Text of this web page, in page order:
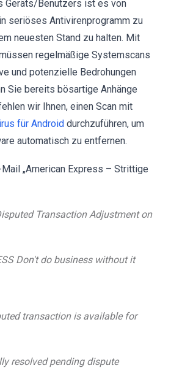
Geräts/Benutzers ist es von
seriöses Antivirenprogramm zu
neuesten Stand zu halten. Mit
regelmäßige Systemscans
und potenzielle Bedrohungen
Sie bereits bösartige Anhänge
wir Ihnen, einen Scan mit
für Android durchzuführen, um
automatisch zu entfernen.
„American Express – Strittige
Transaction Adjustment on
Don't do business without it
transaction is available for
resolved pending dispute